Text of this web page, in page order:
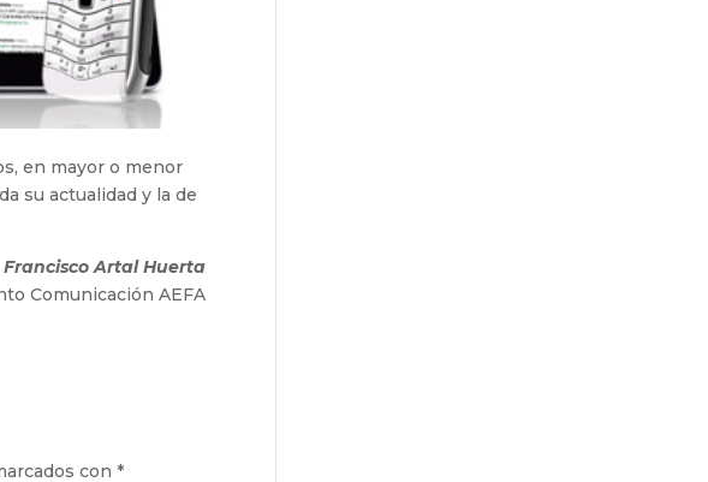
en mayor o menor
su actualidad y la de
Francisco Artal Huerta
Comunicación AEFA
con*